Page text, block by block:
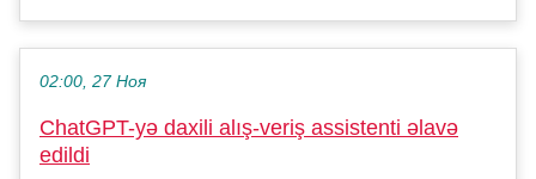
02:00, 27 Ноя
ChatGPT-yə daxili alış-veriş assistenti əlavə
edildi